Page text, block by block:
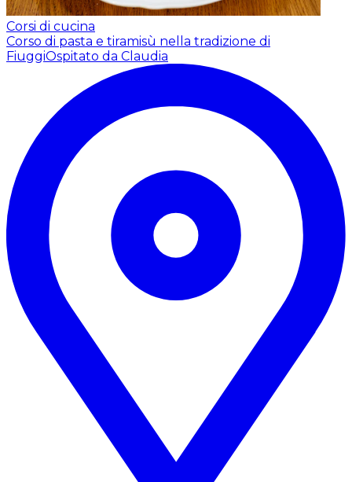
Corsi di cucina
Corso di pasta e tiramisù nella tradizione di
FiuggiOspitato da Claudia